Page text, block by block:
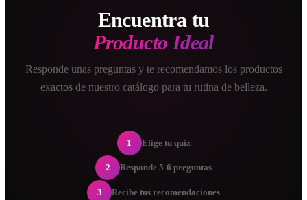
Encuentra tu
Producto Ideal
Responde unas preguntas y te recomendamos los productos
exactos de nuestro catálogo para tu rutina de belleza.
1 Elige tu quiz
2 Responde 5-6 preguntas
3 Recibe tus recomendaciones